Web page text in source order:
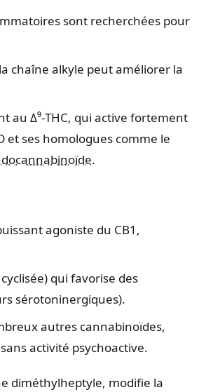
sont recherchées pour
chaîne alkyle peut améliorer la
au Δ⁹‑THC, qui active fortement
et ses homologues comme le
.
agoniste du CB1,
qui favorise des
sérotoninergiques).
autres cannabinoïdes,
activité psychoactive.
diméthylheptyle, modifie la